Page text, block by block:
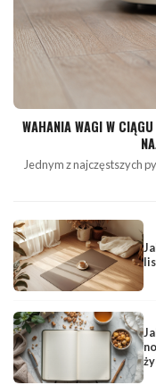
WAHANIA WAGI W
Jednym z najczęstszych